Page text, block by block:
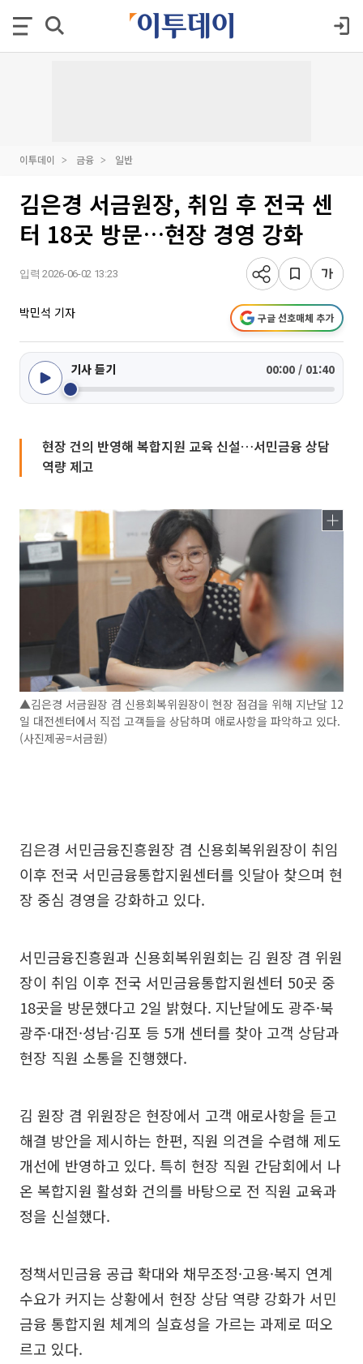
이투데이 금융 일반
김은경 서금원장, 취임 후 전국 센
터 18곳 방문…현장 경영 강화
입력 2026-06-02 13:23
박민석 기자 구글 선호매체 추가
기사 듣기 00:00 / 01:40
현장 건의 반영해 복합지원 교육 신설…서민금융 상담
역량 제고
▲김은경 서금원장 겸 신용회복위원장이 현장 점검을 위해 지난달 12
일 대전센터에서 직접 고객들을 상담하며 애로사항을 파악하고 있다.
(사진제공=서금원)
김은경 서민금융진흥원장 겸 신용회복위원장이 취임
이후 전국 서민금융통합지원센터를 잇달아 찾으며 현
장 중심 경영을 강화하고 있다.
서민금융진흥원과 신용회복위원회는 김 원장 겸 위원
장이 취임 이후 전국 서민금융통합지원센터 50곳 중
18곳을 방문했다고 2일 밝혔다. 지난달에도 광주·북
광주·대전·성남·김포 등 5개 센터를 찾아 고객 상담과
현장 직원 소통을 진행했다.
김 원장 겸 위원장은 현장에서 고객 애로사항을 듣고
해결 방안을 제시하는 한편, 직원 의견을 수렴해 제도
개선에 반영하고 있다. 특히 현장 직원 간담회에서 나
온 복합지원 활성화 건의를 바탕으로 전 직원 교육과
정을 신설했다.
정책서민금융 공급 확대와 채무조정·고용·복지 연계
수요가 커지는 상황에서 현장 상담 역량 강화가 서민
금융 통합지원 체계의 실효성을 가르는 과제로 떠오
르고 있다.